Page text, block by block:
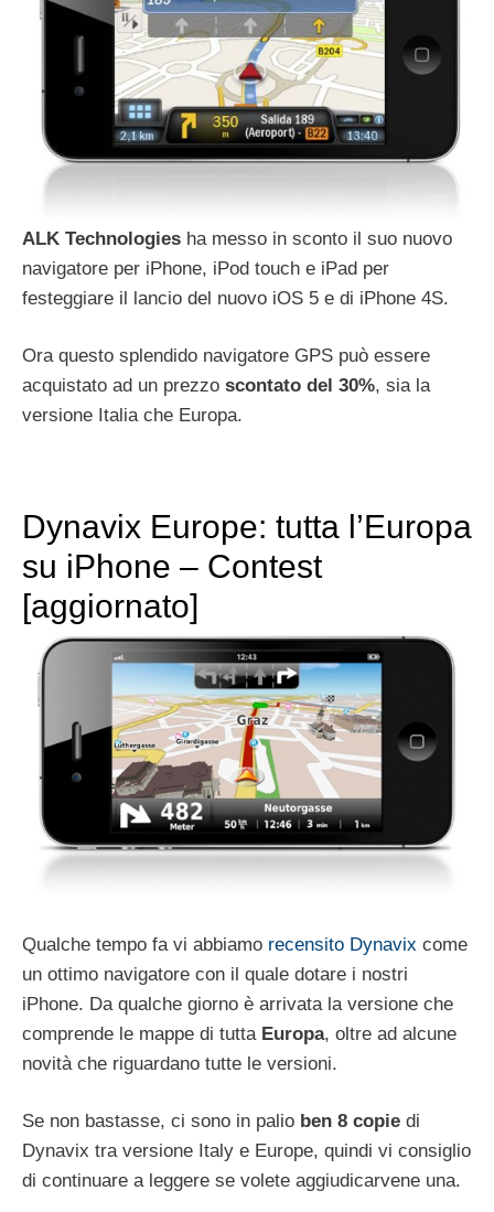
ALK Technologies ha messo in sconto il suo nuovo
navigatore per iPhone, iPod touch e iPad per
festeggiare il lancio del nuovo iOS 5 e di iPhone 4S.
Ora questo splendido navigatore GPS può essere
acquistato ad un prezzo scontato del 30%, sia la
versione Italia che Europa.
Dynavix Europe: tutta l’Europa
su iPhone – Contest
[aggiornato]
Qualche tempo fa vi abbiamo recensito Dynavix come
un ottimo navigatore con il quale dotare i nostri
iPhone. Da qualche giorno è arrivata la versione che
comprende le mappe di tutta Europa, oltre ad alcune
novità che riguardano tutte le versioni.
Se non bastasse, ci sono in palio ben 8 copie di
Dynavix tra versione Italy e Europe, quindi vi consiglio
di continuare a leggere se volete aggiudicarvene una.